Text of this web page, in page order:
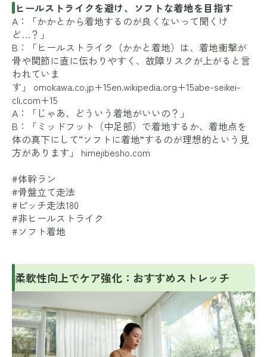
ヒールストライクを避け、ソフトな着地を目指す
A：「かかとから着地するのが良くないって聞くけ
ど…？」
B：「ヒールストライク（かかと着地）は、着地衝撃が
骨や関節に直に伝わりやすく、故障リスクが上がると言
われていま
す」 omokawa.co.jp+15en.wikipedia.org+15abe-seikei-
cli.com+15
A：「じゃあ、どういう着地がいいの？」
B：「ミッドフット（中足部）で着地するか、着地点を
体の真下にして“ソフトに着地”するのが理想的という見
方があります」 himejibesho.com
#体幹ラン
#骨盤立て走法
#ピッチ走法180
#非ヒールストライク
#ソフト着地
柔軟性向上でケア強化：おすすめストレッチ